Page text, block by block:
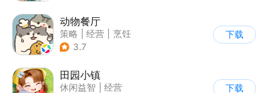
动物餐厅
策略 经营
烹饪
| 宠物
3.7
下载
田园小镇
休闲益智
经营
下载